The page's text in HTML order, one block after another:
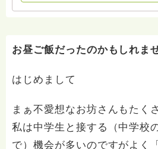
お昼ご飯だったのかもしれま
はじめまして
まぁ不愛想なお坊さんもたく
私は中学生と接する（中学校
で）機会が多いのですがよく